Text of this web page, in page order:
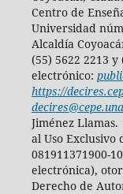
Centro de
Universidad
Alcaldía
(55) 5622 2213
electrónico:
https://
Jiménez
al Uso Exclusivo
081911371900-
electrónica),
Derecho de